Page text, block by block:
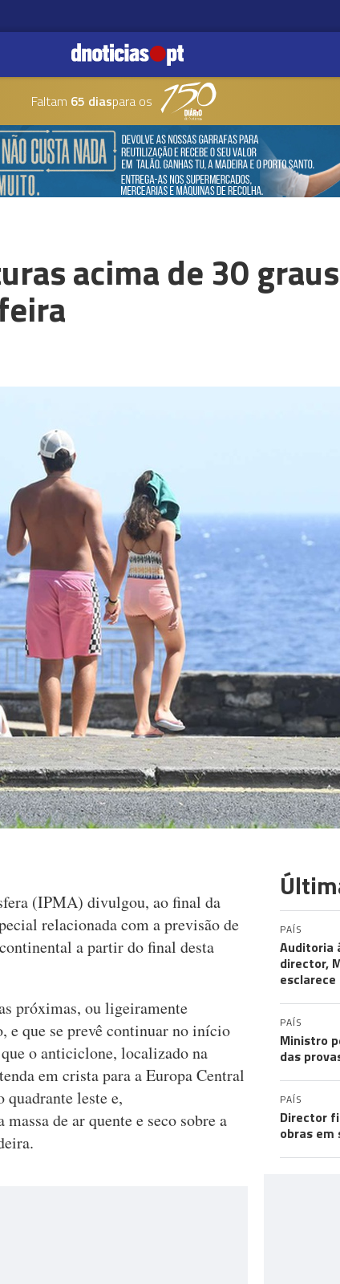
Faltam 65 diaspara os
acima de 30
(IPMA) divulgou, ao final da
relacionada com a previsão de
a partir do final desta
próximas, ou ligeiramente
e que se prevê continuar no início
o anticiclone, localizado na
em crista para a Europa Central
leste e,
de ar quente e seco sobre a
PAÍS
Auditoria
director,
PAÍS
Ministro
das
PAÍS
Director
obras em